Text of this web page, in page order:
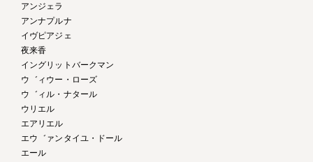
アンジェラ
アンナプルナ
イヴピアジェ
夜来香
イングリットバークマン
ウ゛ィウー・ローズ
ウ゛ィル・ナタール
ウリエル
エアリエル
エウ゛ァンタイユ・ドール
エール